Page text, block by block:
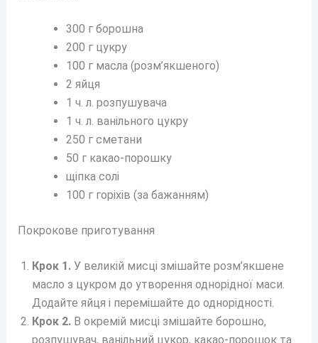
300 г борошна
200 г цукру
100 г масла (розм’якшеного)
2 яйця
1 ч. л. розпушувача
1 ч. л. ванільного цукру
250 г сметани
50 г какао-порошку
щіпка солі
100 г горіхів (за бажанням)
Покрокове приготування
Крок 1.У великій мисці змішайте розм’якшене
масло з цукром до утворення однорідної маси.
Додайте яйця і перемішайте до однорідності.
Крок 2.В окремій мисці змішайте борошно,
розпушувач, ванільний цукор, какао-порошок та